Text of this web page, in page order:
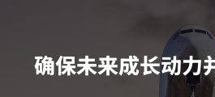
确保未来成长动力